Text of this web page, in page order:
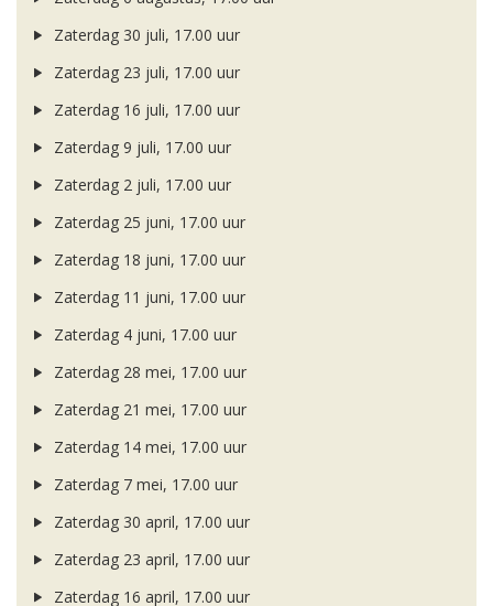
Zaterdag 30 juli, 17.00 uur
Zaterdag 23 juli, 17.00 uur
Zaterdag 16 juli, 17.00 uur
Zaterdag 9 juli, 17.00 uur
Zaterdag 2 juli, 17.00 uur
Zaterdag 25 juni, 17.00 uur
Zaterdag 18 juni, 17.00 uur
Zaterdag 11 juni, 17.00 uur
Zaterdag 4 juni, 17.00 uur
Zaterdag 28 mei, 17.00 uur
Zaterdag 21 mei, 17.00 uur
Zaterdag 14 mei, 17.00 uur
Zaterdag 7 mei, 17.00 uur
Zaterdag 30 april, 17.00 uur
Zaterdag 23 april, 17.00 uur
Zaterdag 16 april, 17.00 uur